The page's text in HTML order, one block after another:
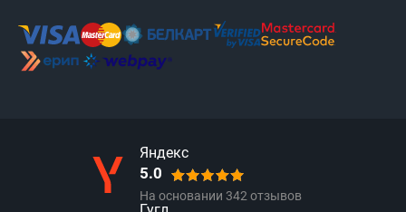
Яндекс
5.0
На основании 342отзывов